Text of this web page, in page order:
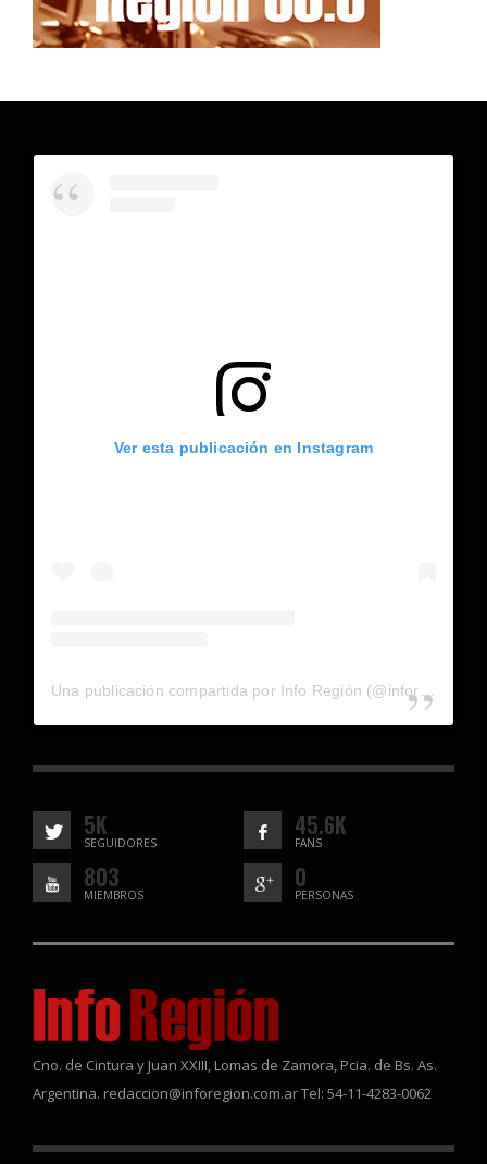
Ver esta publicación en Instagram
5K
SEGUIDORES
45.6K
FANS
803
MIEMBROS
0
PERSONAS
Cno. de Cintura y Juan XXIII, Lomas de Zamora, Pcia. de Bs. As.
Argentina. redaccion@inforegion.com.ar Tel: 54-11-4283-0062